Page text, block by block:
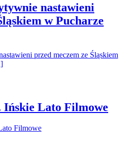
nastawieni
w Pucharze
Ińskie Lato Filmowe